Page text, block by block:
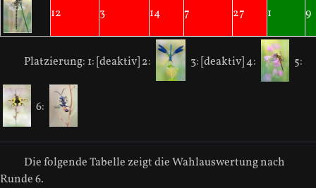
12 3 14 7 27 1 9
Platzierung: 1: [deaktiv]2: 3: [deaktiv]4: 5:
6:
Die folgende Tabelle zeigt die Wahlauswertung nach
Runde 6.